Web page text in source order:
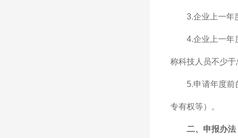
3.企业上一年
4.企业上一年
称科技人员不少于
5.申请年度
专有权等）。
二、 申报办法